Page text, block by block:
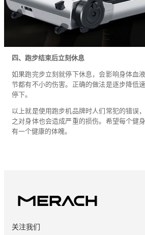
四、跑步结束后立刻休息
如果跑完步立刻就停下休息，会影响身体血
节都有不小的伤害。正确的做法是逐步降低
停下。
以上就是使用跑步机品牌时人们常犯的错误
之对身体也会造成严重的损伤。希望每个健
有一个健康的体魄。
关注我们